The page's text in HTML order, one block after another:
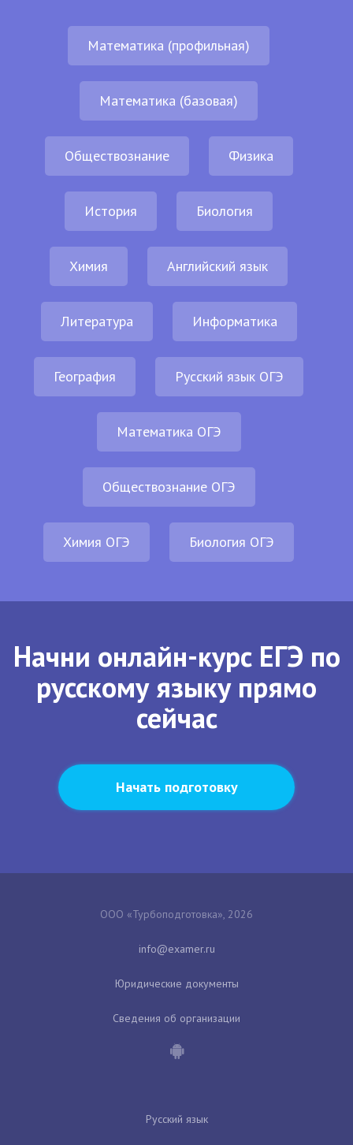
Математика (профильная)
Математика (базовая)
Обществознание Физика
История Биология
Химия Английский язык
Литература Информатика
География Русский язык ОГЭ
Математика ОГЭ
Обществознание ОГЭ
Химия ОГЭ Биология ОГЭ
Начни онлайн-курс ЕГЭ по
русскому языку прямо
сейчас
Начать подготовку
ООО «Турбоподготовка», 2026
Юридические документы
Сведения об организации
Русский язык